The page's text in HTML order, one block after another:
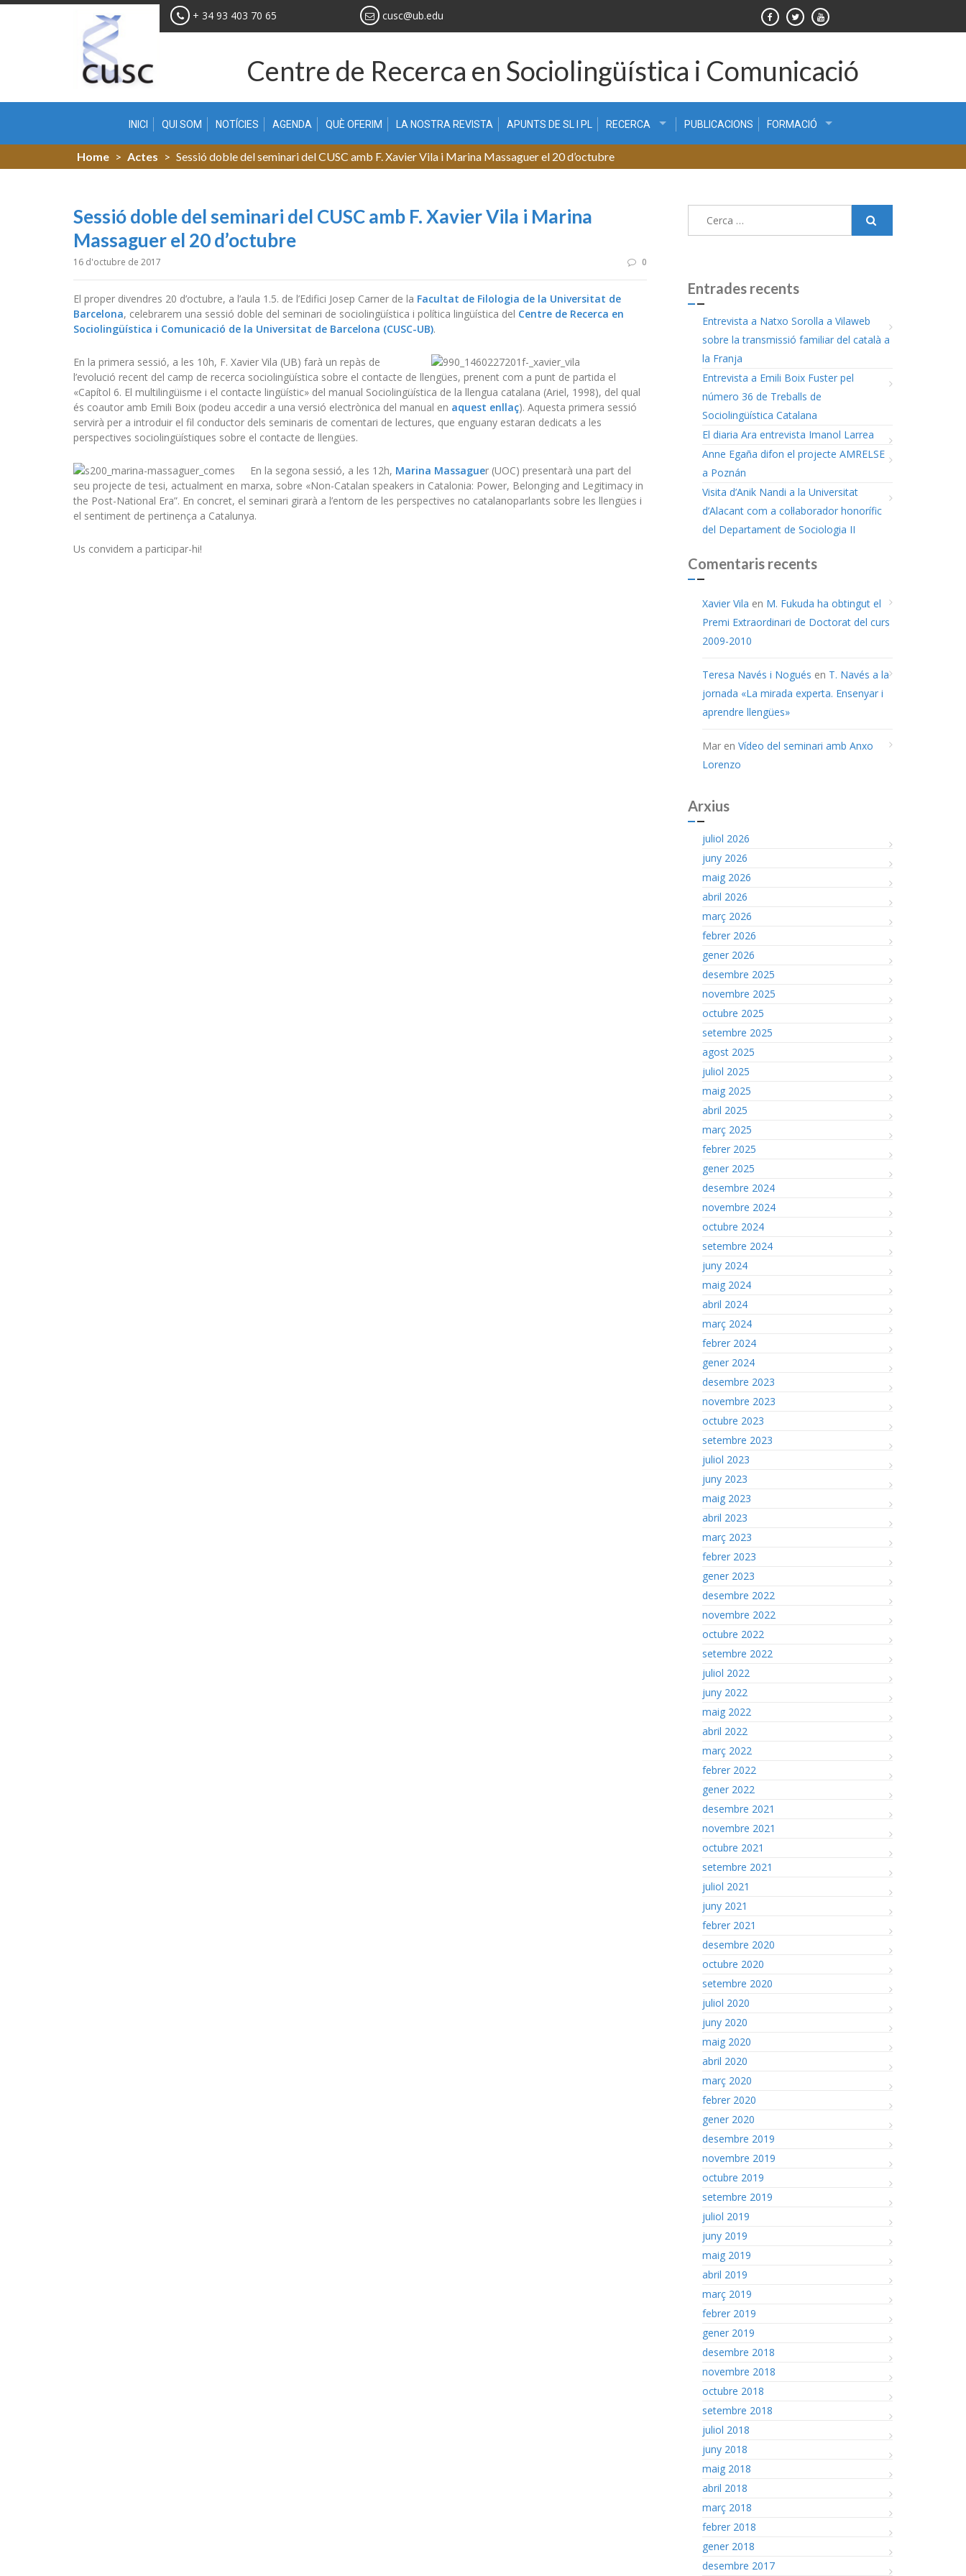
Skip
+ 34 93 403 70 65 cusc@ub.edu
Centre de Recerca en Sociolingüística i Comunicació
INICI QUI SOM NOTÍCIES AGENDA QUÈ OFERIM LA NOSTRA REVISTA APUNTS DE SL I PL RECERCA PUBLICACIONS FORMACIÓ
Home > Actes > Sessió doble del seminari del CUSC amb F. Xavier Vila i Marina Massaguer el 20 d’octubre
Sessió doble del seminari del CUSC amb F. Xavier Vila i Marina
Massaguer el 20 d’octubre
16 d'octubre de 2017 0
El proper divendres 20 d’octubre, a l’aula 1.5. de l’Edifici Josep Carner de la Facultat de Filologia de la Universitat de
Barcelona, celebrarem una sessió doble del seminari de sociolingüística i política lingüística del Centre de Recerca en
Sociolingüística i Comunicació de la Universitat de Barcelona (CUSC-UB).
En la primera sessió, a les 10h, F. Xavier Vila (UB) farà un repàs de
l’evolució recent del camp de recerca sociolingüística sobre el contacte de llengües, prenent com a punt de partida el
«Capítol 6. El multilingüisme i el contacte lingüístic» del manual Sociolingüística de la llengua catalana (Ariel, 1998), del qual
és coautor amb Emili Boix (podeu accedir a una versió electrònica del manual en aquest enllaç). Aquesta primera sessió
servirà per a introduir el fil conductor dels seminaris de comentari de lectures, que enguany estaran dedicats a les
perspectives sociolingüístiques sobre el contacte de llengües.
En la segona sessió, a les 12h, Marina Massaguer (UOC) presentarà una part del
seu projecte de tesi, actualment en marxa, sobre «Non-Catalan speakers in Catalonia: Power, Belonging and Legitimacy in
the Post-National Era”. En concret, el seminari girarà a l’entorn de les perspectives no catalanoparlants sobre les llengües i
el sentiment de pertinença a Catalunya.
Us convidem a participar-hi!
Entrades recents
Entrevista a Natxo Sorolla a Vilaweb
sobre la transmissió familiar del català a
la Franja
Entrevista a Emili Boix Fuster pel
número 36 de Treballs de
Sociolingüística Catalana
El diaria Ara entrevista Imanol Larrea
Anne Egaña difon el projecte AMRELSE
a Poznán
Visita d’Anik Nandi a la Universitat
d’Alacant com a col·laborador honorífic
del Departament de Sociologia II
Comentaris recents
Xavier Vila en M. Fukuda ha obtingut el
Premi Extraordinari de Doctorat del curs
2009-2010
Teresa Navés i Nogués en T. Navés a la
jornada «La mirada experta. Ensenyar i
aprendre llengües»
Mar en Vídeo del seminari amb Anxo
Lorenzo
Arxius
juliol 2026
juny 2026
maig 2026
abril 2026
març 2026
febrer 2026
gener 2026
desembre 2025
novembre 2025
octubre 2025
setembre 2025
agost 2025
juliol 2025
maig 2025
abril 2025
març 2025
febrer 2025
gener 2025
desembre 2024
novembre 2024
octubre 2024
setembre 2024
juny 2024
maig 2024
abril 2024
març 2024
febrer 2024
gener 2024
desembre 2023
novembre 2023
octubre 2023
setembre 2023
juliol 2023
juny 2023
maig 2023
abril 2023
març 2023
febrer 2023
gener 2023
desembre 2022
novembre 2022
octubre 2022
setembre 2022
juliol 2022
juny 2022
maig 2022
abril 2022
març 2022
febrer 2022
gener 2022
desembre 2021
novembre 2021
octubre 2021
setembre 2021
juliol 2021
juny 2021
febrer 2021
desembre 2020
octubre 2020
setembre 2020
juliol 2020
juny 2020
maig 2020
abril 2020
març 2020
febrer 2020
gener 2020
desembre 2019
novembre 2019
octubre 2019
setembre 2019
juliol 2019
juny 2019
maig 2019
abril 2019
març 2019
febrer 2019
gener 2019
desembre 2018
novembre 2018
octubre 2018
setembre 2018
juliol 2018
juny 2018
maig 2018
abril 2018
març 2018
febrer 2018
gener 2018
desembre 2017